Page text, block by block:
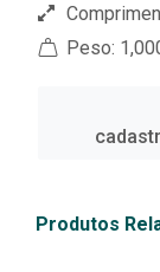
Peso:
Produtos